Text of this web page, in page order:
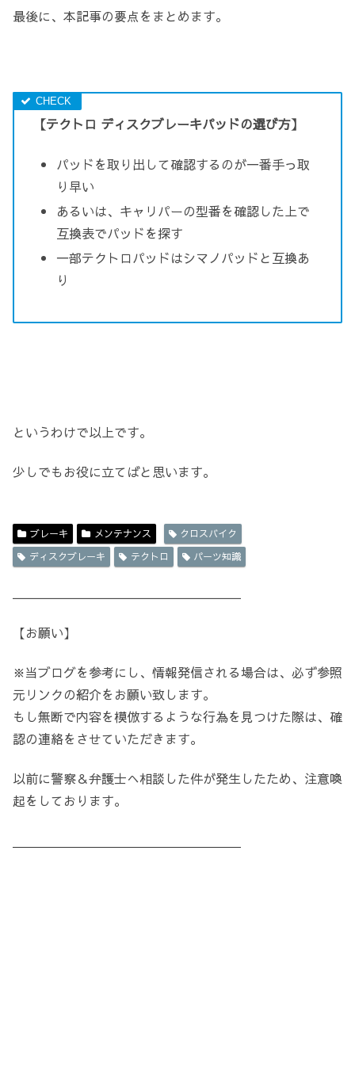
最後に、本記事の要点をまとめます。
【テクトロ ディスクブレーキパッドの選び方】
パッドを取り出して確認するのが一番手っ取
り早い
あるいは、キャリパーの型番を確認した上で
互換表でパッドを探す
一部テクトロパッドはシマノパッドと互換あ
り
というわけで以上です。
少しでもお役に立てばと思います。
ブレーキ メンテナンス
クロスバイク
ディスクブレーキ
テクトロ パーツ知識
【お願い】
※当ブログを参考にし、情報発信される場合は、必ず参照
元リンクの紹介をお願い致します。
もし無断で内容を模倣するような行為を見つけた際は、確
認の連絡をさせていただきます。
以前に警察＆弁護士へ相談した件が発生したため、注意喚
起をしております。